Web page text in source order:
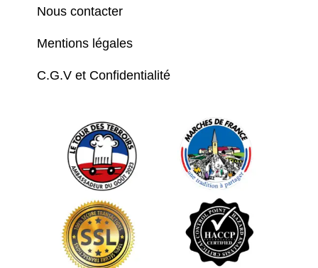
Nous contacter
Mentions légales
C.G.V et Confidentialité